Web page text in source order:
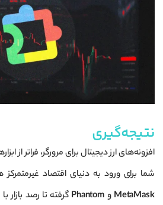
نتیجه‌گیری
افزونه‌های ارز دیجیتال برای مرورگر، فراتر از
شما برای ورود به دنیای اقتصاد غیرمتمرکز
MetaMask و Phantom گرفته تا رصد بازار با